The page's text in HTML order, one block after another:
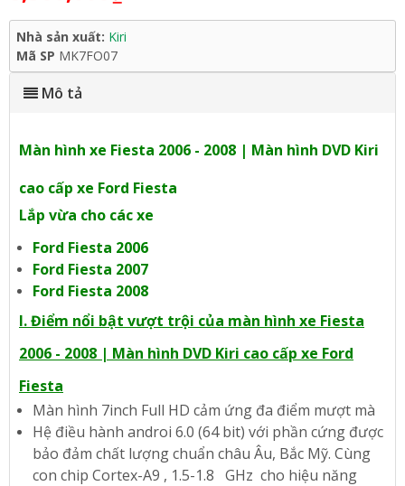
Nhà sản xuất: Kiri
Mã SP MK7FO07
Mô tả
Màn hình xe Fiesta 2006 - 2008 | Màn hình DVD Kiri
cao cấp xe Ford Fiesta
Lắp vừa cho các xe
Ford Fiesta 2006
Ford Fiesta 2007
Ford Fiesta 2008
I. Điểm nổi bật vượt trội của màn hình xe Fiesta
2006 - 2008 | Màn hình DVD Kiri cao cấp xe Ford
Fiesta
Màn hình 7inch Full HD cảm ứng đa điểm mượt mà
Hệ điều hành androi 6.0 (64 bit) với phần cứng được
bảo đảm chất lượng chuẩn châu Âu, Bắc Mỹ. Cùng
con chip Cortex-A9 , 1.5-1.8 GHz cho hiệu năng